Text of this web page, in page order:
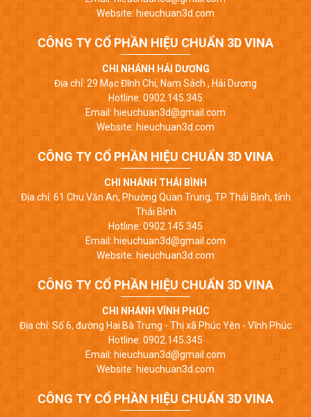
Website: hieuchuan3d.com
CÔNG TY CỔ PHẦN HIỆU CHUẨN 3D VINA
CHI NHÁNH HẢI DƯƠNG
Địa chỉ: 29 Mạc Đĩnh Chi, Nam Sách , Hải Dương
Hotline: 0902.145.345
Email: hieuchuan3d@gmail.com
Website: hieuchuan3d.com
CÔNG TY CỔ PHẦN HIỆU CHUẨN 3D VINA
CHI NHÁNH THÁI BÌNH
Địa chỉ: 61 Chu Văn An, Phường Quan Trung, TP Thái Bình, tỉnh
Thái Bình
Hotline: 0902.145.345
Email: hieuchuan3d@gmail.com
Website: hieuchuan3d.com
CÔNG TY CỔ PHẦN HIỆU CHUẨN 3D VINA
CHI NHÁNH VĨNH PHÚC
Địa chỉ: Số 6, đường Hai Bà Trưng - Thị xã Phúc Yên - Vĩnh Phúc
Hotline: 0902.145.345
Email: hieuchuan3d@gmail.com
Website: hieuchuan3d.com
CÔNG TY CỔ PHẦN HIỆU CHUẨN 3D VINA